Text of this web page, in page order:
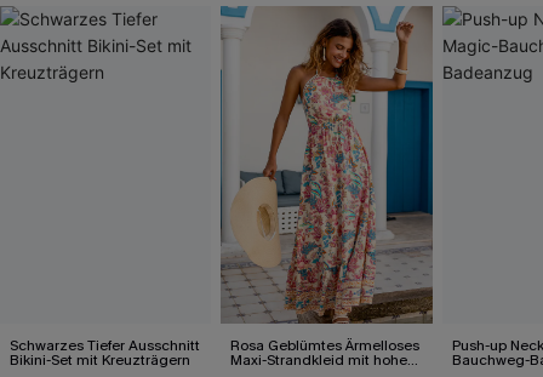
Schwarzes Tiefer Ausschnitt
Bikini-Set mit Kreuzträgern
Rosa Geblümtes Ärmelloses
Maxi-Strandkleid mit hohem
Push-up
Bauchweg-